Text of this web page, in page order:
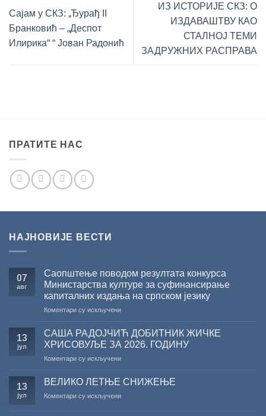
Сајам у СКЗ: „Ђурађ II
Бранковић – „Деспот
Илирика“ “ Јован Радонић
ИЗ ИСТОРИЈЕ СКЗ: О
ИЗДАВАШТВУ КАО
СТАЛНОЈ ТЕМИ
ЗАДРУЖНИХ РАСПРАВА
ПРАТИТЕ НАС
НАЈНОВИЈЕ ВЕСТИ
07
авг
Саопштење поводом резултата конкурса
Министарства културе за суфинансирање
капиталних издања на српском језику
Коментари су искљученина
поводом
резултата
конкурса
Министарства
за
капиталних
13
јул
САША РАДОЈЧИЋ ДОБИТНИК ЖИЧКЕ
ХРИСОВУЉЕ ЗА 2026. ГОДИНУ
Коментари су искљученина
РАДОЈЧИЋ
ЖИЧКЕ
13
јул
ВЕЛИКО ЛЕТЊЕ СНИЖЕЊЕ
Коментари су искљученина